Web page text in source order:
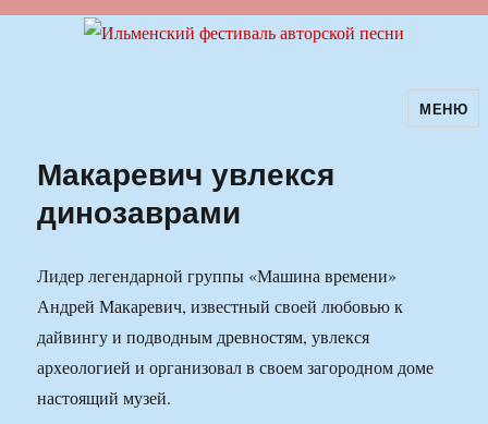
Ильменский фестиваль авторскойМЕНЮ
Макаревич увлекся
динозаврами
Лидер легендарной группы «Машина времени»
Андрей Макаревич, известный своей любовью к
дайвингу и подводным древностям, увлекся
археологией и организовал в своем загородном доме
настоящий музей.